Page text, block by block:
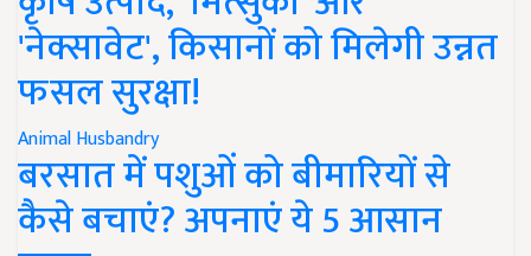
'नेक्सावेट', किसानों को मिलेगी उन्नत
फसल सुरक्षा!
Animal Husbandry
बरसात में पशुओं को बीमारियों से
कैसे बचाएं? अपनाएं ये 5 आसान